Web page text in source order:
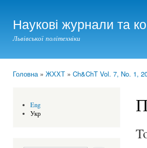
Наукові журнали та
Львівської політехніки
Головна» ЖХХТ » Ch&ChT Vol. 7, No. 1,
Eng
Укр